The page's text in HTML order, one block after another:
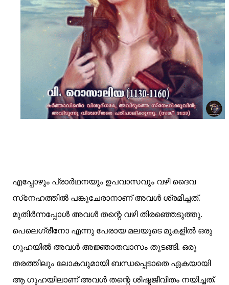
എപ്പോഴും പ്രാര്‍ഥനയും ഉപവാസവും വഴി ദൈവ
സ്‌നേഹത്തില്‍ പങ്കുചേരാനാണ് അവള്‍ ശ്രമിച്ചത്.
മുതിര്‍ന്നപ്പോള്‍ അവള്‍ തന്റെ വഴി തിരഞ്ഞെടുത്തു.
പെലെഗ്രീനോ എന്നു പേരായ മലയുടെ മുകളില്‍ ഒരു
ഗുഹയില്‍ അവള്‍ അജ്ഞാതവാസം തുടങ്ങി. ഒരു
തരത്തിലും ലോകവുമായി ബന്ധപ്പെടാതെ ഏകയായി
ആ ഗുഹയിലാണ് അവള്‍ തന്റെ ശിഷ്ടജീവിതം നയിച്ചത്.